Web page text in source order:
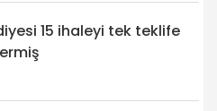
15 ihaleyi tek teklife